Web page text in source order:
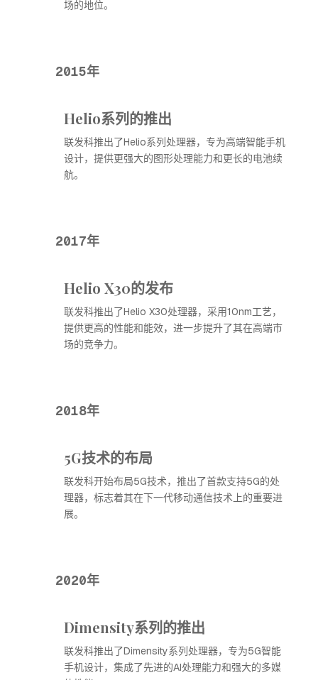
场的地位。
2015年
Helio系列的推出
联发科推出了Helio系列处理器，专为高端智能手机
设计，提供更强大的图形处理能力和更长的电池续
航。
2017年
Helio X30的发布
联发科推出了Helio X30处理器，采用10nm工艺，
提供更高的性能和能效，进一步提升了其在高端市
场的竞争力。
2018年
5G技术的布局
联发科开始布局5G技术，推出了首款支持5G的处
理器，标志着其在下一代移动通信技术上的重要进
展。
2020年
Dimensity系列的推出
联发科推出了Dimensity系列处理器，专为5G智能
手机设计，集成了先进的AI处理能力和强大的多媒